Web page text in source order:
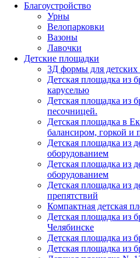
Благоустройство
Урны
Велопарковки
Вазоны
Лавочки
Детские площадки
3Д формы для
Детская площадка из
каруселью
Детская площадка из
песочницей.
Детская площадка в
балансиром, горкой и
Детская площадка из
оборудованием
Детская площадка из
оборудованием
Детская площадка из
препятствий
Компактная детская
Детская площадка из
Челябинске
Детская площадка из
Детская площадка из